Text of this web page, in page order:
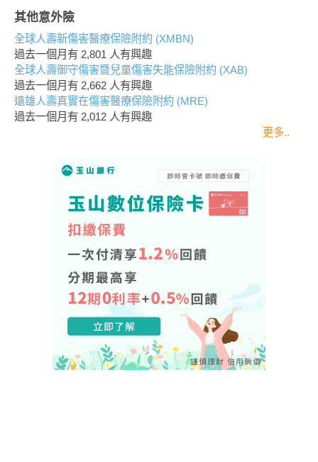
其他意外險
全球人壽新傷害醫療保險附約 (XMBN)
過去一個月有 2,801 人有興趣
全球人壽御守傷害暨兒童傷害失能保險附約 (XAB)
過去一個月有 2,662 人有興趣
遠雄人壽真實在傷害醫療保險附約 (MRE)
過去一個月有 2,012 人有興趣
更多..